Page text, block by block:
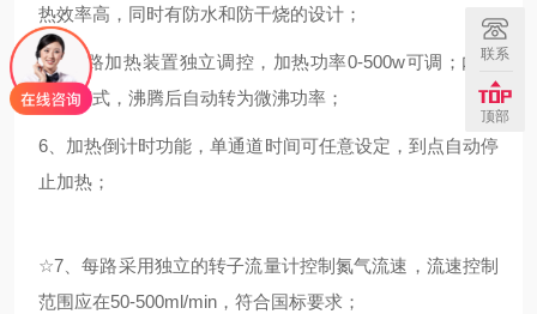
热效率高，同时有防水和防干烧的设计；
5、每路加热装置独立调控，加热功率0-500w可调；内置
微沸模式，沸腾后自动转为微沸功率；
6、加热倒计时功能，单通道时间可任意设定，到点自动停
止加热；
☆7、每路采用独立的转子流量计控制氮气流速，流速控制
范围应在50-500ml/min，符合国标要求；
联系
顶部